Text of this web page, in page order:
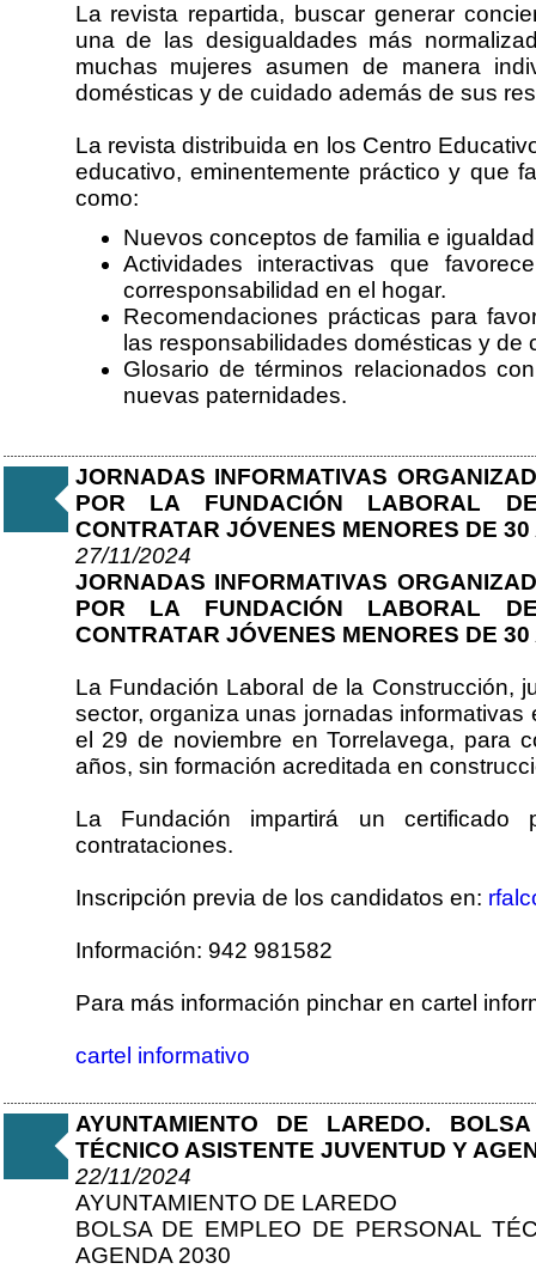
La revista repartida, buscar generar
una de las desigualdades más
muchas mujeres asumen de manera
domésticas y de cuidado además de sus
La revista distribuida en los Centro
educativo, eminentemente práctico y que
como:
Nuevos conceptos de familia e
Actividades interactivas que
corresponsabilidad en el hogar.
Recomendaciones prácticas para
las responsabilidades domésticas y de
Glosario de términos relacionados
nuevas paternidades.
JORNADAS INFORMATIVAS
POR LA FUNDACIÓN LABORAL
CONTRATAR JÓVENES MENORES DE 30
27/11/2024
JORNADAS INFORMATIVAS
POR LA FUNDACIÓN LABORAL
CONTRATAR JÓVENES MENORES DE 30
La Fundación Laboral de la Construcción,
sector, organiza unas jornadas
el 29 de noviembre en Torrelavega, para
años, sin formación acreditada en
La Fundación impartirá un
contrataciones.
Inscripción previa de los candidatos en:
Información: 942 981582
Para más información pinchar en cartel
cartel informativo
AYUNTAMIENTO DE LAREDO.
TÉCNICO ASISTENTE JUVENTUD Y
22/11/2024
AYUNTAMIENTO DE LAREDO
BOLSA DE EMPLEO DE PERSONAL
AGENDA 2030